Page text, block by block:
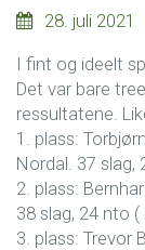
28. juli 2021
I fint og ideelt
Det var bare
ressultatene.
1. plass:
Nordal. 37 slag,
2. plass:
38 slag, 24 nto (
3. plass: Trevor